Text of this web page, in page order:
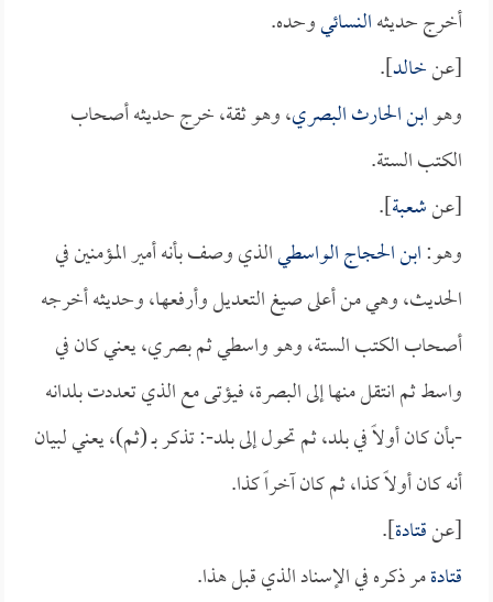
أخرج حديثهالنسائيوحده.
[عنخالد].
وهوابن الحارث البصري، وهو ثقة، خرج حديثه أصحاب
الكتب الستة.
[عنشعبة].
وهو:ابن الحجاج الواسطيالذي وصف بأنه أمير المؤمنين في
الحديث، وهي من أعلى صيغ التعديل وأرفعها، وحديثه أخرجه
أصحاب الكتب الستة، وهو واسطي ثم بصري، يعني كان في
واسط ثم انتقل منها إلى البصرة، فيؤتى مع الذي تعددت بلدانه
-بأن كان أولاً في بلد، ثم تحول إلى بلد-: تذكر بـ (ثم)، يعني لبيان
أنه كان أولاً كذا، ثم كان آخراً كذا.
[عنقتادة].
قتادةمر ذكره في الإسناد الذي قبل هذا.